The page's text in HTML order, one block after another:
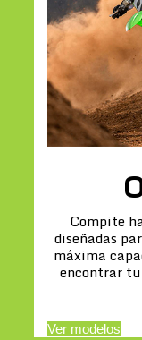
Compite
diseñadas
máxima
encontrar tu
Ver modelos